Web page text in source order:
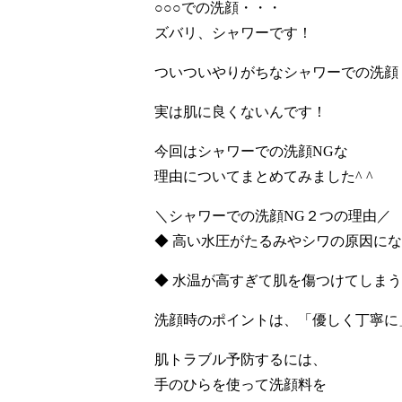
○○○での洗顔・・・
ズバリ、シャワーです！
ついついやりがちなシャワーでの洗顔
実は肌に良くないんです！
今回はシャワーでの洗顔NGな
理由についてまとめてみました^ ^
＼シャワーでの洗顔NG２つの理由／
◆ 高い水圧がたるみやシワの原因に
◆ 水温が高すぎて肌を傷つけてしまう
洗顔時のポイントは、「優しく丁寧に
肌トラブル予防するには、
手のひらを使って洗顔料を